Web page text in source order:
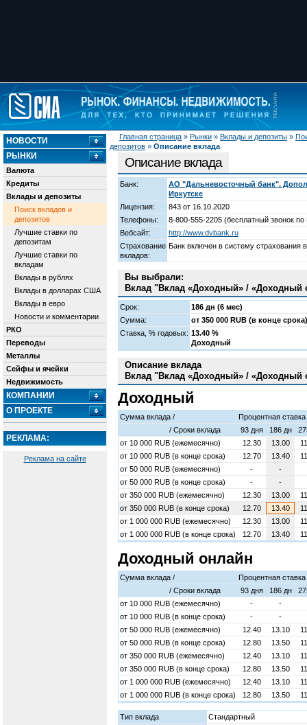
Главная страница » Рынки » Вклады и депозиты »
депозитов » Описание вклада
НОВОСТИ
РЫНКИ
Валюта
Кредиты
Вклады и депозиты
Поиск вкладов и
депозитов
Лучшие ставки по
депозитам
Лучшие ставки по
вкладам
Вклады в рублях
Вклады в долларах США
Вклады в евро
Новости и комментарии
РКО
Переводы
Металлы
Сейфы и ячейки
Недвижимость
КОМПАНИИ
О ПРОЕКТЕ
РЕКЛАМА:
Реклама на сайте
Описание вклада
Банк:
АО "Дальневосточный банк".
Иркутске
Лицензия:
843 от 16.10.2020
Телефоны:
8-800-555-2205 (бесплатный звонок
Вебсайт:
http://www.dvbank.ru
Страхование
вкладов:
Банк включен в систему страхования
Вы выбрали:
Вклад "Вклад «Доходный» / «Доходный
Срок:
186 дн (6 мес)
Сумма:
от 350 000 RUB (в конце срока)
Cтавка, % годовых: 13.40 %
Доходный
Описание вклада
Вклад "Вклад «Доходный» / «Доходный
Доходный
Сумма вклада /
Процентная
/ Cроки вклада
93 дня 186 дн
от 10 000 RUB (ежемесячно) 12.30 13.00
от 10 000 RUB (в конце срока) 12.70 13.40
от 50 000 RUB (ежемесячно) -
-
от 50 000 RUB (в конце срока) -
-
от 350 000 RUB (ежемесячно) 12.30 13.00
от 350 000 RUB (в конце срока) 12.70 13.40
от 1 000 000 RUB (ежемесячно) 12.30 13.00
от 1 000 000 RUB (в конце срока) 12.70 13.40
Доходный онлайн
Сумма вклада /
Процентная
/ Cроки вклада
93 дня 186 дн
от 10 000 RUB (ежемесячно) -
-
от 10 000 RUB (в конце срока) -
-
от 50 000 RUB (ежемесячно) 12.40 13.10
от 50 000 RUB (в конце срока) 12.80 13.50
от 350 000 RUB (ежемесячно) 12.40 13.10
от 350 000 RUB (в конце срока) 12.80 13.50
от 1 000 000 RUB (ежемесячно) 12.40 13.10
от 1 000 000 RUB (в конце срока) 12.80 13.50
Тип вклада
Стандартный